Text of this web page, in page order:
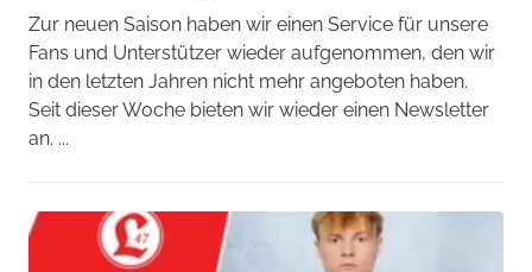
Zur neuen Saison haben wir einen Service für unsere
Fans und Unterstützer wieder aufgenommen, den wir
in den letzten Jahren nicht mehr angeboten haben.
Seit dieser Woche bieten wir wieder einen Newsletter
an. ...